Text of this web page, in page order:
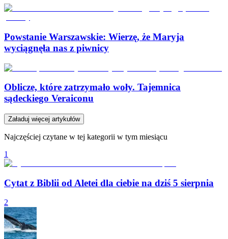
Powstanie Warszawskie: Wierzę, że Maryja
wyciągnęła nas z piwnicy
Oblicze, które zatrzymało woły. Tajemnica
sądeckiego Veraiconu
Załaduj więcej artykułów
Najczęściej czytane w tej kategorii w tym miesiącu
1
Cytat z Biblii od Aletei dla ciebie na dziś 5 sierpnia
2